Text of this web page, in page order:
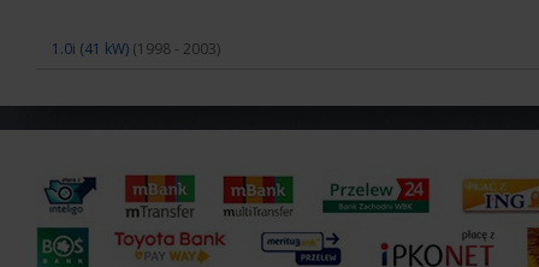
1.0i (41 kW) (1998 - 2003)